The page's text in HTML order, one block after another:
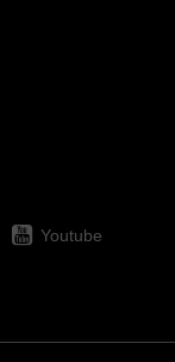
Youtube